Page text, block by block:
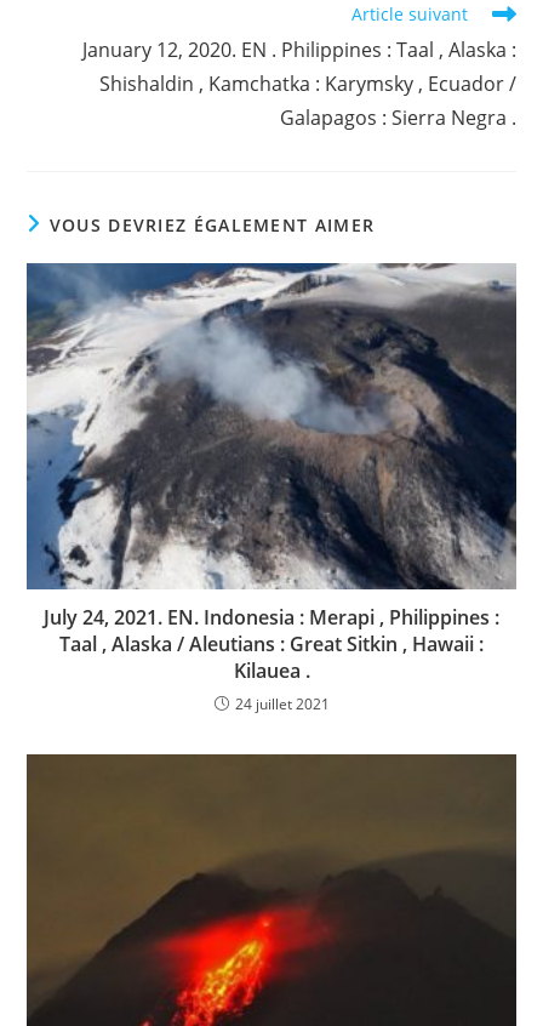
Article suivant
January 12, 2020. EN . Philippines : Taal , Alaska :
Shishaldin , Kamchatka : Karymsky , Ecuador /
Galapagos : Sierra Negra .
VOUS DEVRIEZ ÉGALEMENT AIMER
July 24, 2021. EN. Indonesia : Merapi , Philippines :
Taal , Alaska / Aleutians : Great Sitkin , Hawaii :
Kilauea .
24 juillet 2021